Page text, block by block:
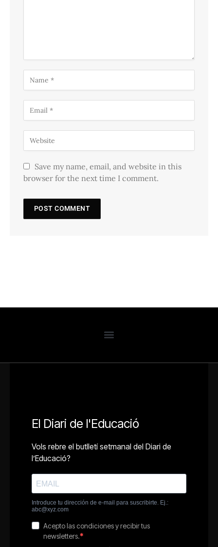
Save my name, email, and website in this
browser for the next time I comment.